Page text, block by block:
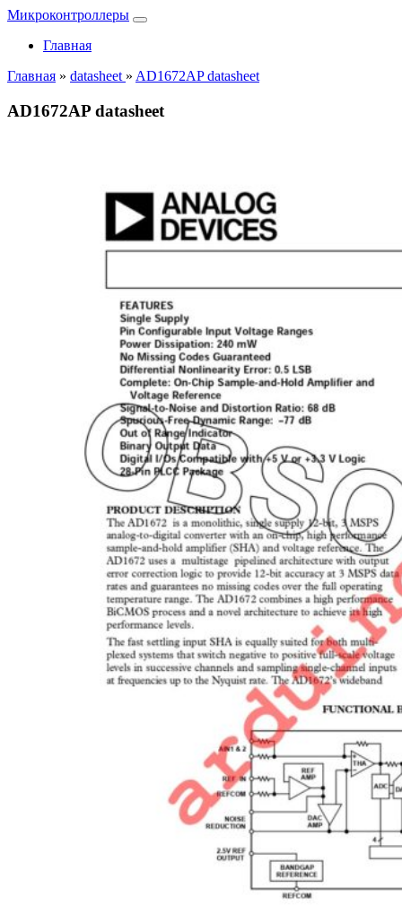
Микроконтроллеры
Главная
Главная » datasheet » AD1672AP datasheet
AD1672AP datasheet